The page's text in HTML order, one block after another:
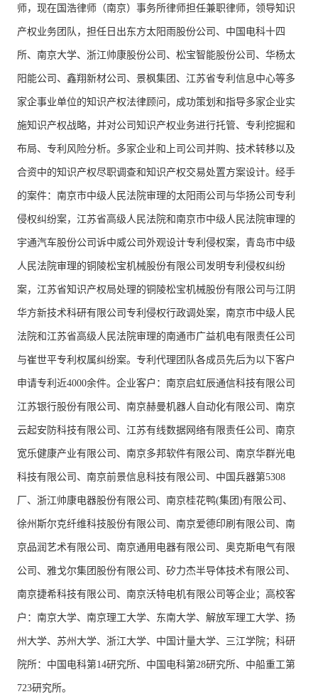
师，现在国浩律师（南京）事务所律师担任兼职律师，领导知识
产权业务团队，担任日出东方太阳雨股份公司、中国电科十四
所、南京大学、浙江帅康股份公司、松宝智能股份公司、华杨太
阳能公司、鑫翔新材公司、景枫集团、江苏省专利信息中心等多
家企事业单位的知识产权法律顾问，成功策划和指导多家企业实
施知识产权战略，并对公司知识产权业务进行托管、专利挖掘和
布局、专利风险分析。多家企业和上司公司并购、技术转移以及
合资中的知识产权尽职调查和知识产权交易处置方案设计。经手
的案件：南京市中级人民法院审理的太阳雨公司与华扬公司专利
侵权纠纷案，江苏省高级人民法院和南京市中级人民法院审理的
宇通汽车股份公司诉中威公司外观设计专利侵权案，青岛市中级
人民法院审理的铜陵松宝机械股份有限公司发明专利侵权纠纷
案，江苏省知识产权局处理的铜陵松宝机械股份有限公司与江阴
华方新技术科研有限公司专利侵权行政调处案，南京市中级人民
法院和江苏省高级人民法院审理的南通市广益机电有限责任公司
与崔世平专利权属纠纷案。专利代理团队各成员先后为以下客户
申请专利近4000余件。企业客户：南京启虹辰通信科技有限公司
江苏银行股份有限公司、南京赫曼机器人自动化有限公司、南京
云起安防科技有限公司、江苏有线数据网络有限责任公司、南京
宽乐健康产业有限公司、南京多邦软件有限公司、南京华群光电
科技有限公司、南京前景信息科技有限公司、中国兵器第5308
厂、浙江帅康电器股份有限公司、南京桂花鸭(集团)有限公司、
徐州斯尔克纤维科技股份有限公司、南京爱德印刷有限公司、南
京品润艺术有限公司、南京通用电器有限公司、奥克斯电气有限
公司、雅戈尔集团股份有限公司、矽力杰半导体技术有限公司、
南京捷希科技有限公司、南京沃特电机有限公司等企业；高校客
户：南京大学、南京理工大学、东南大学、解放军理工大学、扬
州大学、苏州大学、浙江大学、中国计量大学、三江学院；科研
院所：中国电科第14研究所、中国电科第28研究所、中船重工第
723研究所。